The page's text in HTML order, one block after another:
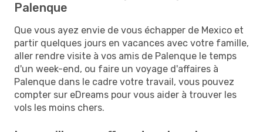
Palenque
Que vous ayez envie de vous échapper de Mexico et
partir quelques jours en vacances avec votre famille,
aller rendre visite à vos amis de Palenque le temps
d'un week-end, ou faire un voyage d'affaires à
Palenque dans le cadre votre travail, vous pouvez
compter sur eDreams pour vous aider à trouver les
vols les moins chers.